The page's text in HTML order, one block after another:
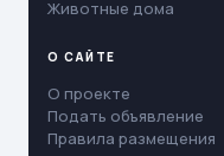
Животные дома
О САЙТЕ
О проекте
Подать объявление
Правила размещения